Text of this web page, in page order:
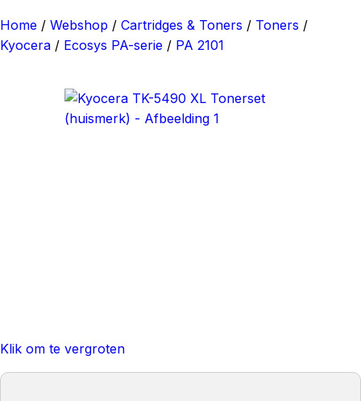
Home / Webshop / Cartridges & Toners / Toners /
Kyocera / Ecosys PA-serie / PA 2101
Klik om te vergroten